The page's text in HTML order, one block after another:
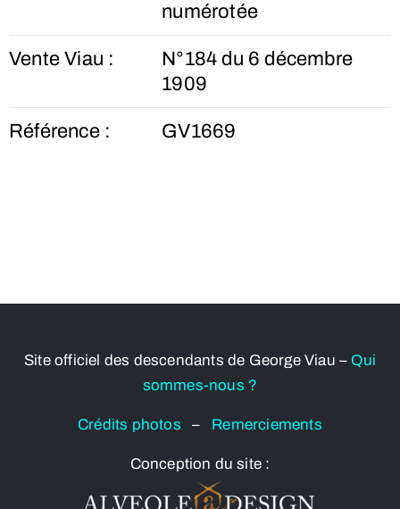
numérotée
Vente Viau :
N°184 du 6 décembre
1909
Référence : GV1669
Site officiel des descendants de George Viau – Qui
sommes-nous ?
Crédits photos– Remerciements
Conception du site :